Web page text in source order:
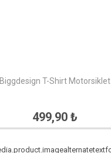
Biggdesign T-Shirt Motorsiklet
499,90 ₺